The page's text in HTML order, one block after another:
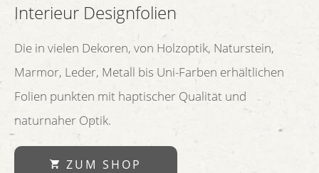
Interieur Designfolien
Die in vielen Dekoren, von Holzoptik, Naturstein,
Marmor, Leder, Metall bis Uni-Farben erhältlichen
Folien punkten mit haptischer Qualität und
naturnaher Optik.
ZUM SHOP